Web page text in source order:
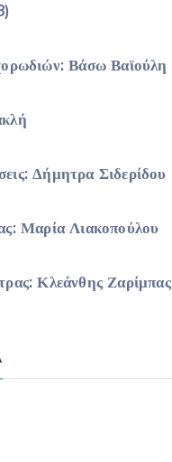
Βάσω Βαϊούλη
Δήμητρα Σιδερίδου
Μαρία Λιακοπούλου
Κλεάνθης Ζαρίμπας